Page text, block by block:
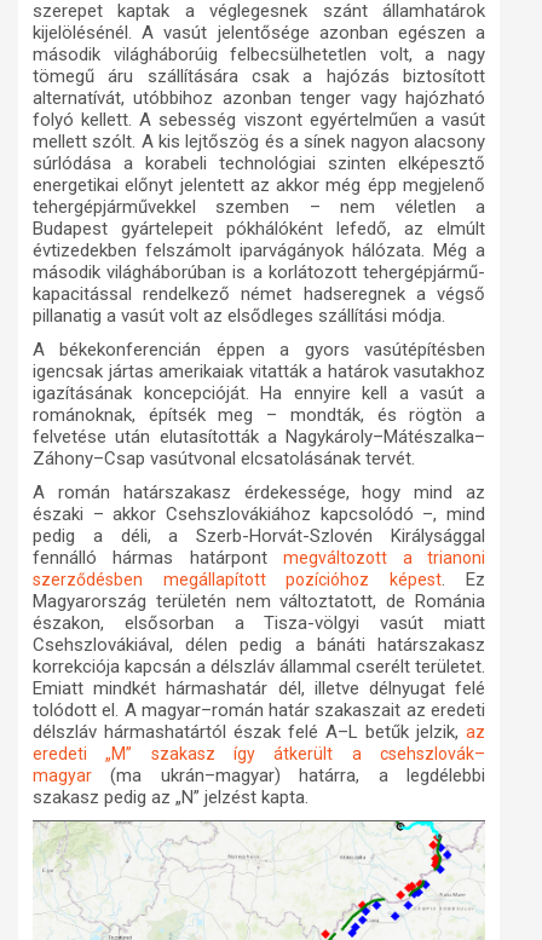
szerepet kaptak a véglegesnek szánt államhatárok
kijelölésénél. A vasút jelentősége azonban egészen a
második világháborúig felbecsülhetetlen volt, a nagy
tömegű áru szállítására csak a hajózás biztosított
alternatívát, utóbbihoz azonban tenger vagy hajózható
folyó kellett. A sebesség viszont egyértelműen a vasút
mellett szólt. A kis lejtőszög és a sínek nagyon alacsony
súrlódása a korabeli technológiai szinten elképesztő
energetikai előnyt jelentett az akkor még épp megjelenő
tehergépjárművekkel szemben – nem véletlen a
Budapest gyártelepeit pókhálóként lefedő, az elmúlt
évtizedekben felszámolt iparvágányok hálózata. Még a
második világháborúban is a korlátozott tehergépjármű-
kapacitással rendelkező német hadseregnek a végső
pillanatig a vasút volt az elsődleges szállítási módja.
A békekonferencián éppen a gyors vasútépítésben
igencsak jártas amerikaiak vitatták a határok vasutakhoz
igazításának koncepcióját. Ha ennyire kell a vasút a
románoknak, építsék meg – mondták, és rögtön a
felvetése után elutasították a Nagykároly–Mátészalka–
Záhony–Csap vasútvonal elcsatolásának tervét.
A román határszakasz érdekessége, hogy mind az
északi – akkor Csehszlovákiához kapcsolódó –, mind
pedig a déli, a Szerb-Horvát-Szlovén Királysággal
fennálló hármas határpontmegváltozott a trianoni
szerződésben megállapított pozícióhoz képest. Ez
Magyarország területén nem változtatott, de Románia
északon, elsősorban a Tisza-völgyi vasút miatt
Csehszlovákiával, délen pedig a bánáti határszakasz
korrekciója kapcsán a délszláv állammal cserélt területet.
Emiatt mindkét hármashatár dél, illetve délnyugat felé
tolódott el. A magyar–román határ szakaszait az eredeti
délszláv hármashatártól észak felé A–L betűk jelzik, az
eredeti „M” szakasz így átkerült a csehszlovák–
magyar (ma ukrán–magyar) határra, a legdélebbi
szakasz pedig az „N” jelzést kapta.